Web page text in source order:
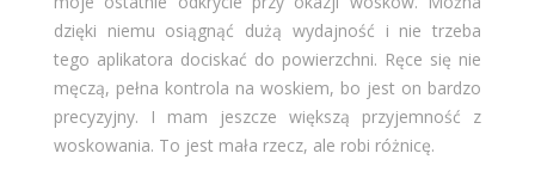
dzięki niemu osiągnąć dużą wydajność i nie trzeba
tego aplikatora dociskać do powierzchni. Ręce się nie
męczą, pełna kontrola na woskiem, bo jest on bardzo
precyzyjny. I mam jeszcze większą przyjemność z
woskowania. To jest mała rzecz, ale robi różnicę.